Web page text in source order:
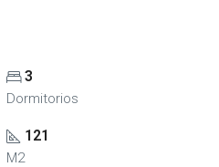
3
Dormitorios
121
M2